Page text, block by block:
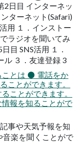
日目 インターネッ
ターネット(Safari)
用 １．インストー
ラジオを聞いてみ
目 SNS活用 １．
ル ３．友達登録 3
とは ⚫ 電話をか
ことができます。
ことができます。
報を知ることがで
事や天気予報を知
音楽を聞くことがで